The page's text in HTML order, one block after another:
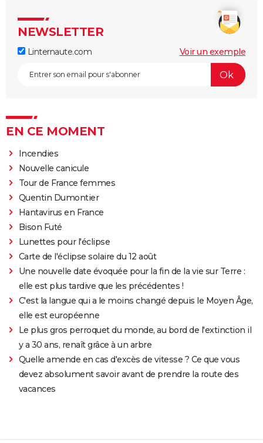
NEWSLETTER
Linternaute.com Voir un exemple
EN CE MOMENT
Incendies
Nouvelle canicule
Tour de France femmes
Quentin Dumontier
Hantavirus en France
Bison Futé
Lunettes pour l'éclipse
Carte de l'éclipse solaire du 12 août
Une nouvelle date évoquée pour la fin de la vie sur Terre :
elle est plus tardive que les précédentes !
C'est la langue qui a le moins changé depuis le Moyen Âge,
elle est européenne
Le plus gros perroquet du monde, au bord de l'extinction il
y a 30 ans, renaît grâce à un arbre
Quelle amende en cas d'excès de vitesse ? Ce que vous
devez absolument savoir avant de prendre la route des
vacances